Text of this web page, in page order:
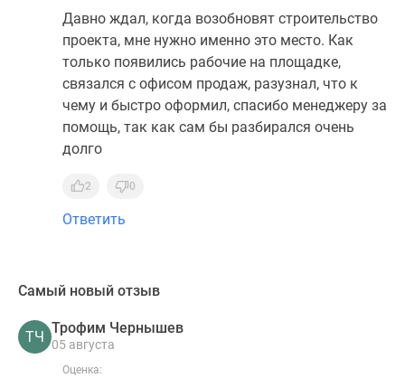
Давно ждал, когда возобновят строительство
проекта, мне нужно именно это место. Как
только появились рабочие на площадке,
связался с офисом продаж, разузнал, что к
чему и быстро оформил, спасибо менеджеру за
помощь, так как сам бы разбирался очень
долго
2 0
Ответить
Самый новый отзыв
ТЧ
Трофим Чернышев
05 августа
Оценка: